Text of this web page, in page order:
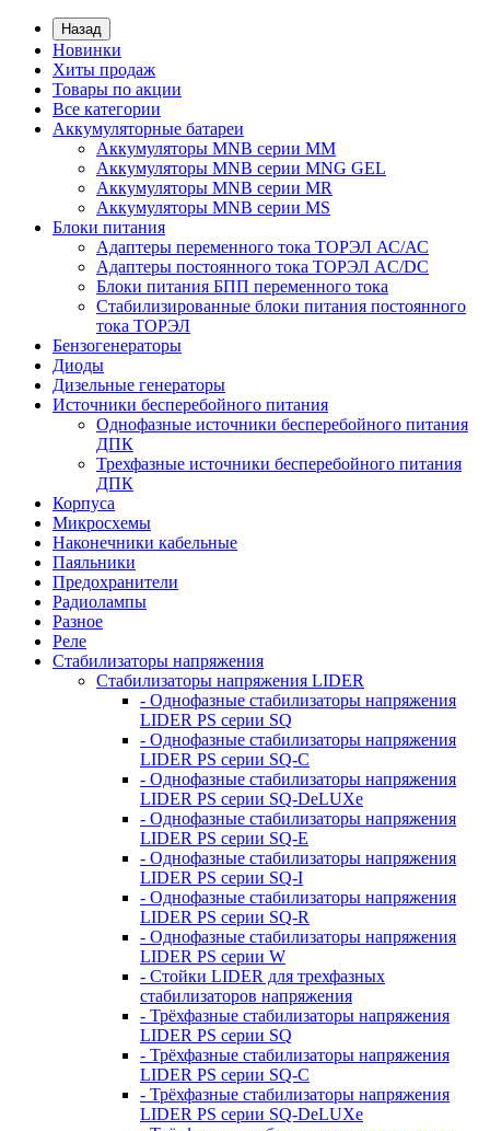
Назад
Новинки
Хиты продаж
Товары по акции
Все категории
Аккумуляторные батареи
Аккумуляторы MNB серии MM
Аккумуляторы MNB серии MNG GEL
Аккумуляторы MNB серии MR
Аккумуляторы MNB серии MS
Блоки питания
Адаптеры переменного тока ТОРЭЛ АС/АС
Адаптеры постоянного тока ТОРЭЛ AC/DC
Блоки питания БПП переменного тока
Стабилизированные блоки питания постоянного
тока ТОРЭЛ
Бензогенераторы
Диоды
Дизельные генераторы
Источники бесперебойного питания
Однофазные источники бесперебойного питания
ДПК
Трехфазные источники бесперебойного питания
ДПК
Корпуса
Микросхемы
Наконечники кабельные
Паяльники
Предохранители
Радиолампы
Разное
Реле
Стабилизаторы напряжения
Стабилизаторы напряжения LIDER
- Однофазные стабилизаторы напряжения
LIDER PS серии SQ
- Однофазные стабилизаторы напряжения
LIDER PS серии SQ-C
- Однофазные стабилизаторы напряжения
LIDER PS серии SQ-DeLUXe
- Однофазные стабилизаторы напряжения
LIDER PS серии SQ-E
- Однофазные стабилизаторы напряжения
LIDER PS серии SQ-I
- Однофазные стабилизаторы напряжения
LIDER PS серии SQ-R
- Однофазные стабилизаторы напряжения
LIDER PS серии W
- Стойки LIDER для трехфазных
стабилизаторов напряжения
- Трёхфазные стабилизаторы напряжения
LIDER PS серии SQ
- Трёхфазные стабилизаторы напряжения
LIDER PS серии SQ-C
- Трёхфазные стабилизаторы напряжения
LIDER PS серии SQ-DeLUXe